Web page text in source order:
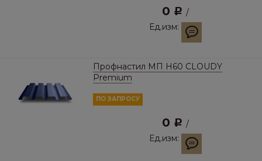
0 Р /
Ед.изм:
Профнастил МП Н60 CLOUDY
Premium
ПО ЗАПРОСУ
0 Р /
Ед.изм: